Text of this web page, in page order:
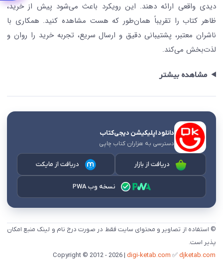
دیدی واقعی ارائه دهند. این رویکرد باعث می‌شود پیش از خرید،
ظاهر کتاب را تقریباً همان‌طور که هست مشاهده کنید. همکاری با
ناشران معتبر، پشتیبانی دقیق و ارسال سریع، تجربه خرید را روان و
لذت‌بخش می‌کند.
مشاهده بیشتر
دانلود اپلیکیشن دیجی‌کتاب
دسترسی به هزاران کتاب چاپی
دریافت از بازار دریافت از مایکت
نسخه وب PWA
© استفاده از تصاویر و محتوای سایت فقط در صورت درج نام و لینک منبع امکان
پذیر است.
digi-ketab.com ✅djketab.com